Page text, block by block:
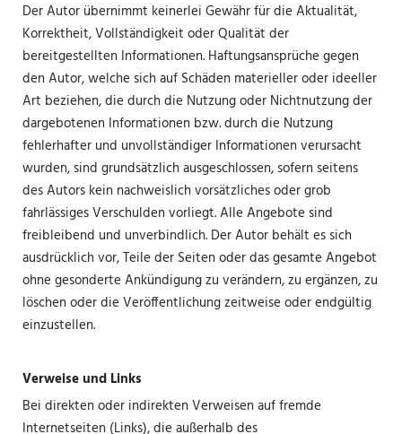
Der Autor übernimmt keinerlei Gewähr für die Aktualität,
Korrektheit, Vollständigkeit oder Qualität der
bereitgestellten Informationen. Haftungsansprüche gegen
den Autor, welche sich auf Schäden materieller oder ideeller
Art beziehen, die durch die Nutzung oder Nichtnutzung der
dargebotenen Informationen bzw. durch die Nutzung
fehlerhafter und unvollständiger Informationen verursacht
wurden, sind grundsätzlich ausgeschlossen, sofern seitens
des Autors kein nachweislich vorsätzliches oder grob
fahrlässiges Verschulden vorliegt. Alle Angebote sind
freibleibend und unverbindlich. Der Autor behält es sich
ausdrücklich vor, Teile der Seiten oder das gesamte Angebot
ohne gesonderte Ankündigung zu verändern, zu ergänzen, zu
löschen oder die Veröffentlichung zeitweise oder endgültig
einzustellen.
Verweise und Links
Bei direkten oder indirekten Verweisen auf fremde
Internetseiten (Links), die außerhalb des